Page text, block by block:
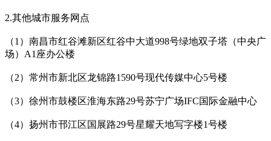
2.其他城市服务网点
（1）南昌市红谷滩新区红谷中大道998号绿地双子塔（中央广
场）A1座办公楼
（2）常州市新北区龙锦路1590号现代传媒中心5号楼
（3）徐州市鼓楼区淮海东路29号苏宁广场IFC国际金融中心
（4）扬州市邗江区国展路29号星耀天地写字楼1号楼